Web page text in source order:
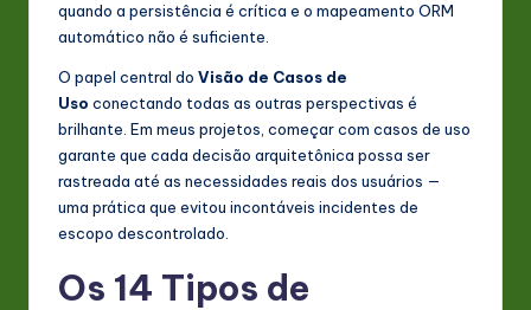
quando a persistência é crítica e o mapeamento ORM
automático não é suficiente.
O papel central do Visão de Casos de
Uso conectando todas as outras perspectivas é
brilhante. Em meus projetos, começar com casos de uso
garante que cada decisão arquitetônica possa ser
rastreada até as necessidades reais dos usuários —
uma prática que evitou incontáveis incidentes de
escopo descontrolado.
Os 14 Tipos de